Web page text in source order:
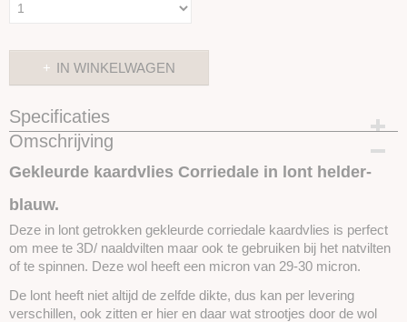
IN WINKELWAGEN
Specificaties
Productcode
Omschrijving
Gekleurde kaardvlies Corriedale in lont helder-
blauw.
Deze in lont getrokken gekleurde corriedale kaardvlies is perfect
om mee te 3D/ naaldvilten maar ook te gebruiken bij het natvilten
of te spinnen. Deze wol heeft een micron van 29-30 micron.
De lont heeft niet altijd de zelfde dikte, dus kan per levering
verschillen, ook zitten er hier en daar wat strootjes door de wol